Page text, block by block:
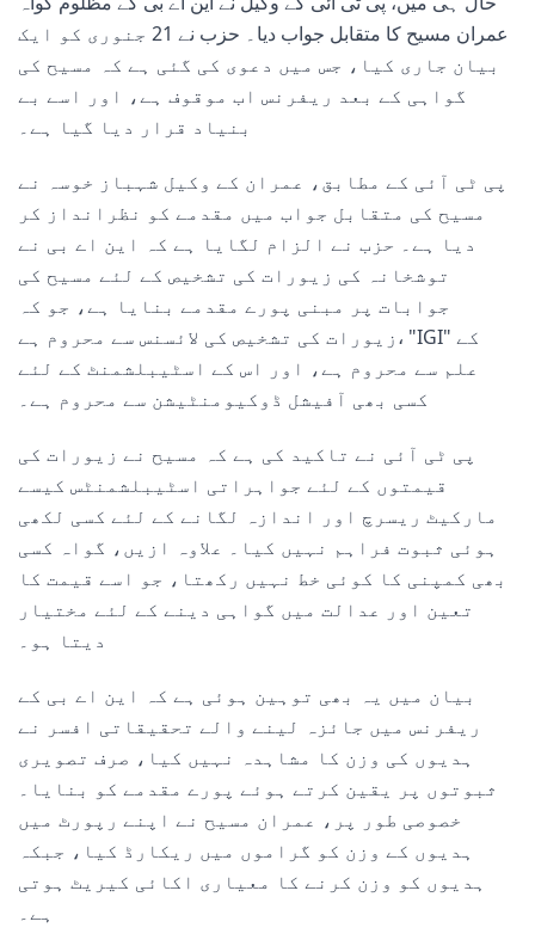
عمران مسیح کا متقابل جواب دیا۔ حزب نے 21 جنوری کو ایک
بیان جاری کیا، جس میں دعوی کی گئی ہے کہ مسیح کی
گواہی کے بعد ریفرنس اب موقوف ہے، اور اسے بے
بنیاد قرار دیا گیا ہے۔
پی ٹی آئی کے مطابق، عمران کے وکیل شہباز خوسہ نے
مسیح کی متقابل جواب میں مقدمے کو نظرانداز کر
دیا ہے۔ حزب نے الزام لگایا ہے کہ این اے بی نے
توشخانہ کی زیورات کی تشخیص کے لئے مسیح کی
جوابات پر مبنی پورے مقدمے بنایا ہے، جو کہ
زیورات کی تشخیص کی لائسنس سے محروم ہے، "IGI" کے
علم سے محروم ہے، اور اس کے اسٹیبلشمنٹ کے لئے
کسی بھی آفیشل ڈوکیومنٹیشن سے محروم ہے۔
پی ٹی آئی نے تاکید کی ہے کہ مسیح نے زیورات کی
قیمتوں کے لئے جواہراتی اسٹیبلشمنٹس کیسے
مارکیٹ ریسرچ اور اندازہ لگانے کے لئے کسی لکھی
ہوئی ثبوت فراہم نہیں کیا۔ علاوہ ازیں، گواہ کسی
بھی کمپنی کا کوئی خط نہیں رکھتا، جو اسے قیمت کا
تعین اور عدالت میں گواہی دینے کے لئے مختیار
دیتا ہو۔
بیان میں یہ بھی توہین ہوئی ہے کہ این اے بی کے
ریفرنس میں جائزہ لینے والے تحقیقاتی افسر نے
ہدیوں کی وزن کا مشاہدہ نہیں کیا، صرف تصویری
ثبوتوں پر یقین کرتے ہوئے پورے مقدمے کو بنایا۔
خصوصی طور پر، عمران مسیح نے اپنے رپورٹ میں
ہدیوں کے وزن کو گراموں میں ریکارڈ کیا، جبکہ
ہدیوں کو وزن کرنے کا معیاری اکائی کیریٹ ہوتی
ہے۔